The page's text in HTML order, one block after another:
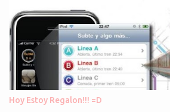
Asi, todos los residuos sonincinerados
ambientalistas llaman "La Pesadilla de la
transmision es el Domingo 2 de diciembre
parecio muy interesante, no creo que lo
que los comentarios los dejo en sus
Hoy Estoy Regalon!!! =D